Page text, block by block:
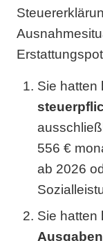
Sie hatten
556 €
ab 2026
Sie hatten
Ausgaben